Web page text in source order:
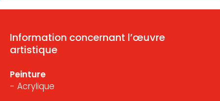
Information concernant l’œuvre
artistique
Peinture
- Acrylique